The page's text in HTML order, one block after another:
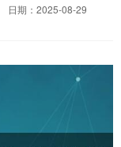
日期：2025-08-29